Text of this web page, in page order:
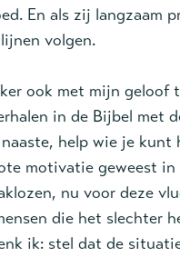
En als zij langzaam
volgen.
ook met mijn geloof
in de Bijbel met
help wie je kunt
motivatie geweest in
nu voor deze
die het slechter
ik: stel dat de